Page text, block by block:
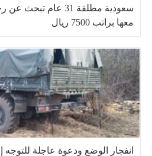
سعودية مطلقة 31
معها براتب 7500 ريال
انفجار الوضع ودعوة عاجلة للتوجه